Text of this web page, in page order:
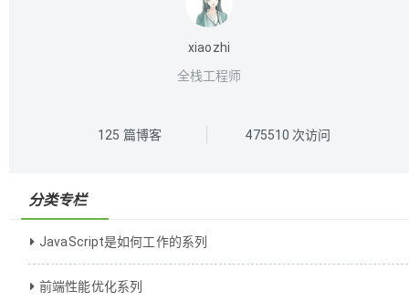
xiaozhi
全栈工程师
125 篇博客 475510 次访问
分类专栏
JavaScript是如何工作的系列
前端性能优化系列